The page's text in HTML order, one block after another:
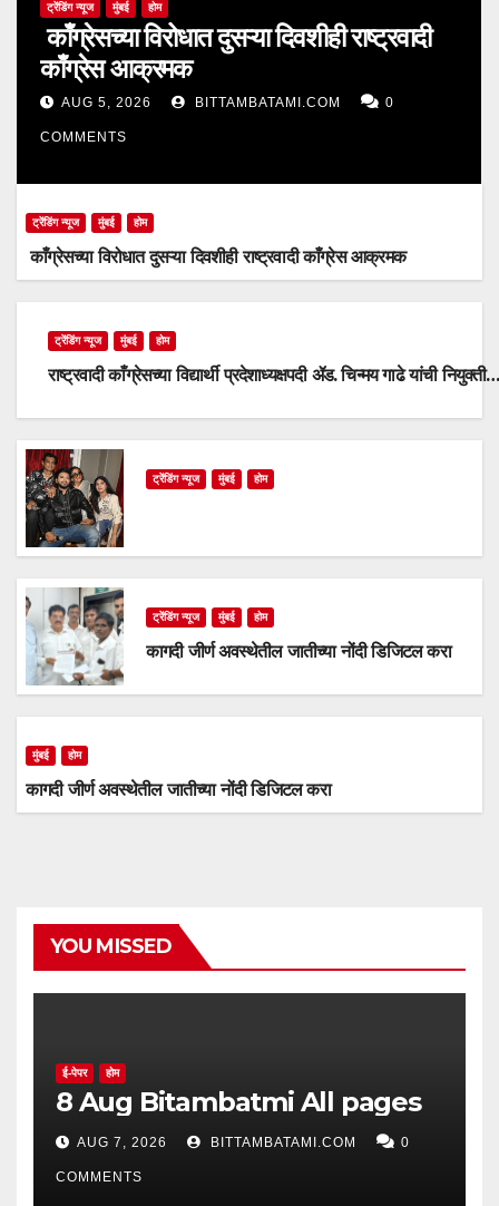
ट्रेंडिंग न्यूज मुंबई होम
काँग्रेसच्या विरोधात दुसऱ्या दिवशीही राष्ट्रवादी
काँग्रेस आक्रमक
AUG 5, 2026 BITTAMBATAMI.COM 0
COMMENTS
ट्रेंडिंग न्यूज मुंबई होम
काँग्रेसच्या विरोधात दुसऱ्या दिवशीही राष्ट्रवादी काँग्रेस आक्रमक
ट्रेंडिंग न्यूज मुंबई होम
राष्ट्रवादी काँग्रेसच्या विद्यार्थी प्रदेशाध्यक्षपदी ॲड. चिन्मय गाढे यांची नियुक्ती…
ट्रेंडिंग न्यूज मुंबई होम
ट्रेंडिंग न्यूज मुंबई होम
कागदी जीर्ण अवस्थेतील जातीच्या नोंदी डिजिटल करा
मुंबई होम
कागदी जीर्ण अवस्थेतील जातीच्या नोंदी डिजिटल करा
YOU MISSED
ई-पेपर होम
8 Aug Bitambatmi All pages
AUG 7, 2026 BITTAMBATAMI.COM 0
COMMENTS